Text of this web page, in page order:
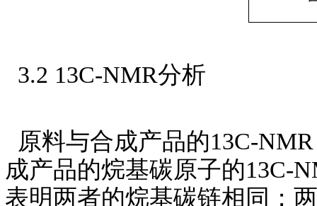
3.2 13C-NMR分析
原料与合成产品的13C-
成产品的烷基碳原子的13C-
表明两者的烷基碳链相同；